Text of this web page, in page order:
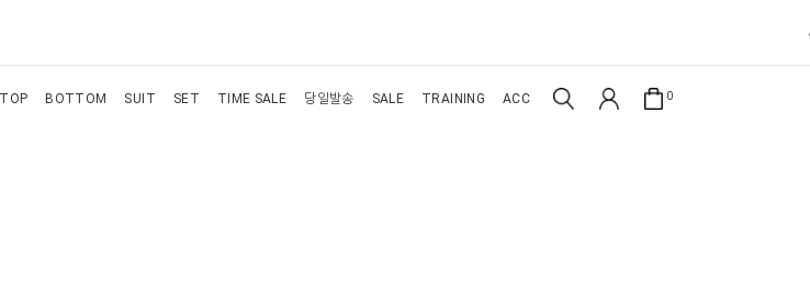
TOP BOTTOM SUIT SET TIME SALE 당일발송 SALE TRAINING ACC 0